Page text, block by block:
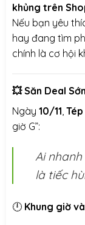
khủng trên
Nếu bạn yêu
hay đang tìm
chính là cơ hội
💥Săn Deal
Ngày 10/11,
giờ G”:
Ai
là tiếc
🕛 Khung giờ